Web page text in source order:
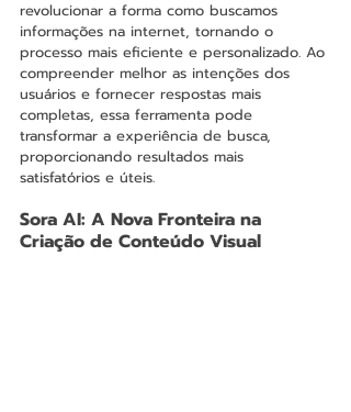
revolucionar a forma como buscamos
informações na internet, tornando o
processo mais eficiente e personalizado. Ao
compreender melhor as intenções dos
usuários e fornecer respostas mais
completas, essa ferramenta pode
transformar a experiência de busca,
proporcionando resultados mais
satisfatórios e úteis.
Sora AI: A Nova Fronteira na
Criação de Conteúdo Visual